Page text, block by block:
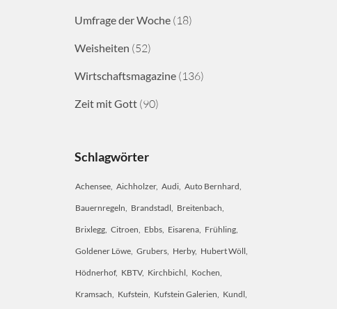
Umfrage der Woche (18)
Weisheiten (52)
Wirtschaftsmagazine (136)
Zeit mit Gott (90)
Schlagwörter
Achensee Aichholzer Audi Auto Bernhard
Bauernregeln Brandstadl Breitenbach
Brixlegg Citroen Ebbs Eisarena Frühling
Goldener Löwe Grubers Herby Hubert Wöll
Hödnerhof KBTV Kirchbichl Kochen
Kramsach Kufstein Kufstein Galerien Kundl